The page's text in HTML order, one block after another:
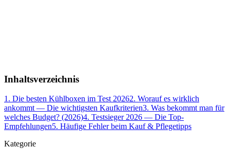
Inhaltsverzeichnis
1 . Die besten Kühlboxen im Test 20262. Worauf es wirklich
ankommt — Die wichtigsten Kaufkriterien3. Was bekommt man für
welches Budget? (2026)4. Testsieger 2026 — Die Top-
Empfehlungen5. Häufige Fehler beim Kauf & Pflegetipps
Kategorie